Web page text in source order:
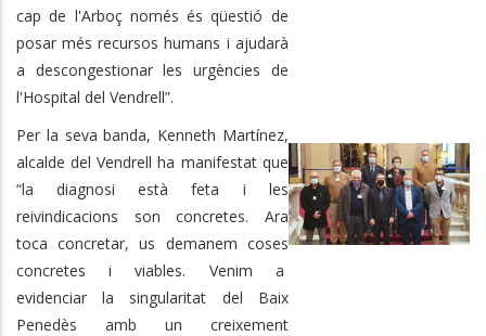
cap de l'Arboç només és qüestió de
posar més recursos humans i ajudarà
a descongestionar les urgències de
l'Hospital del Vendrell”.
Per la seva banda, Kenneth Martínez,
alcalde del Vendrell ha manifestat que
“la diagnosi està feta i les
reivindicacions son concretes. Ara
toca concretar, us demanem coses
concretes i viables. Venim a
evidenciar la singularitat del Baix
Penedès amb un creixement